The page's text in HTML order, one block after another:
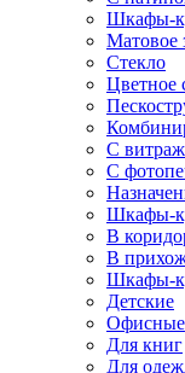
Шкафы-
Матовое
Стекло
Цветное
С
С
Шкафы-
В
В
Шкафы-
Детские
Офисные
Для книг
Для